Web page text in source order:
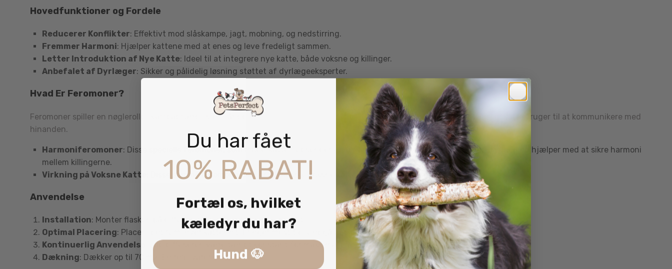
Hovedfunktioner og Fordele
Reducerer Konflikter: Effektivt mod slåskampe, jagt, mobning, og nedstirring.
Fremmer Harmoni: Hjælper kattene med at enes og leve fredeligt sammen.
Letter Introduktion af Nye Katte: Ideel til at integrere nye katte, både voksne og killinger.
Anbefalet af Dyrlæger: Sikker og pålidelig løsning støttet af dyrlægeeksperter.
Hvad Er Feromoner?
Feromoner spiller en nøglerolle i katteadfærd, især når det kommer til social interaktion. De er naturlige kemiske signaler, som katte bruger til at kommunikere med
hinanden.
Harmoniferomoner: Disse specielle feromoner, som moderkatten udsender under amning, frembringer en følelse af tryghed og hjælper med at sikre harmoni
mellem killingerne.
Virkning på Voksne Katte
: Disse samme feromoner kan også påvirke voksne katte og fremme et fredeligt samvær.
Anvendelse
Installation: Monter flasken på diffuseren og tilslut til en stikkontakt.
Optimal Placering: Placer i det rum, hvor kattene tilbringer mest tid. Undgå at placere under hylder eller bag møbler.
Kontinuerlig Anvendelse
: Lad diffuseren være tændt konstant for maksimal effekt.
Dækning: Dækker op til 70 m2. En refill varer cirka 30 dage.
Du har fået
10% RABAT!
Fortæl os, hvilket
kæledyr du har?
Hund 🐶